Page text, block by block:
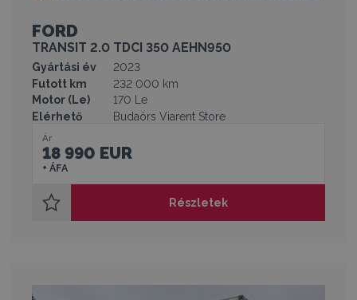
FORD
TRANSIT 2.0 TDCI 350 AEHN950
Gyártási év
2023
Futott km
232 000 km
Motor (Le)
170 Le
Elérhető
Budaörs Viarent Store
Ár
18 990 EUR
+ ÁFA
Részletek